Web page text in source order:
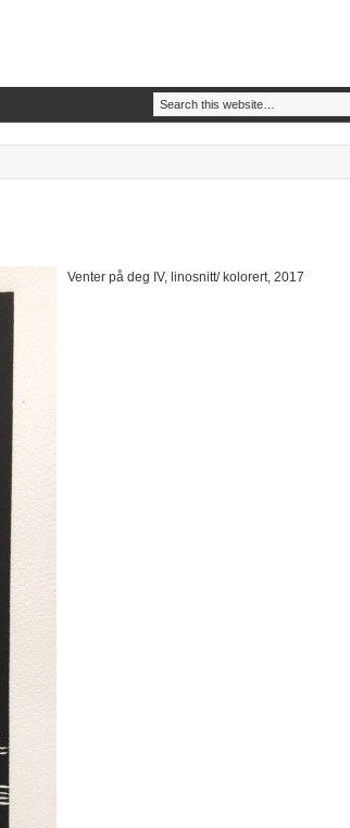
Venter på deg IV, linosnitt/ kolorert, 2017